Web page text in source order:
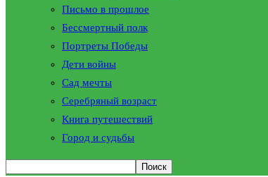
Письмо в прошлое
Бессмертный полк
Портреты Победы
Дети войны
Сад мечты
Серебряный возраст
Книга путешествий
Город и судьбы